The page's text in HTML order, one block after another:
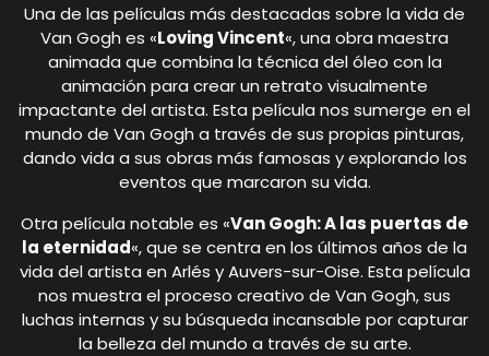
Una de las películas más destacadas sobre la vida de
Van Gogh es «Loving Vincent«, una obra maestra
animada que combina la técnica del óleo con la
animación para crear un retrato visualmente
impactante del artista. Esta película nos sumerge en el
mundo de Van Gogh a través de sus propias pinturas,
dando vida a sus obras más famosas y explorando los
eventos que marcaron su vida.
Otra película notable es «Van Gogh: A las puertas de
la eternidad«, que se centra en los últimos años de la
vida del artista en Arlés y Auvers-sur-Oise. Esta película
nos muestra el proceso creativo de Van Gogh, sus
luchas internas y su búsqueda incansable por capturar
la belleza del mundo a través de su arte.